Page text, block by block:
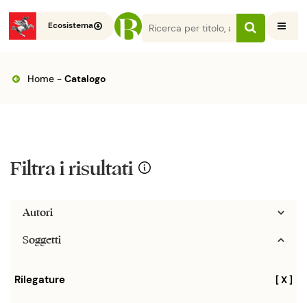
Ecosistema
Home- Catalogo
Filtra i risultati
Autori
Soggetti
Rilegature [ X ]